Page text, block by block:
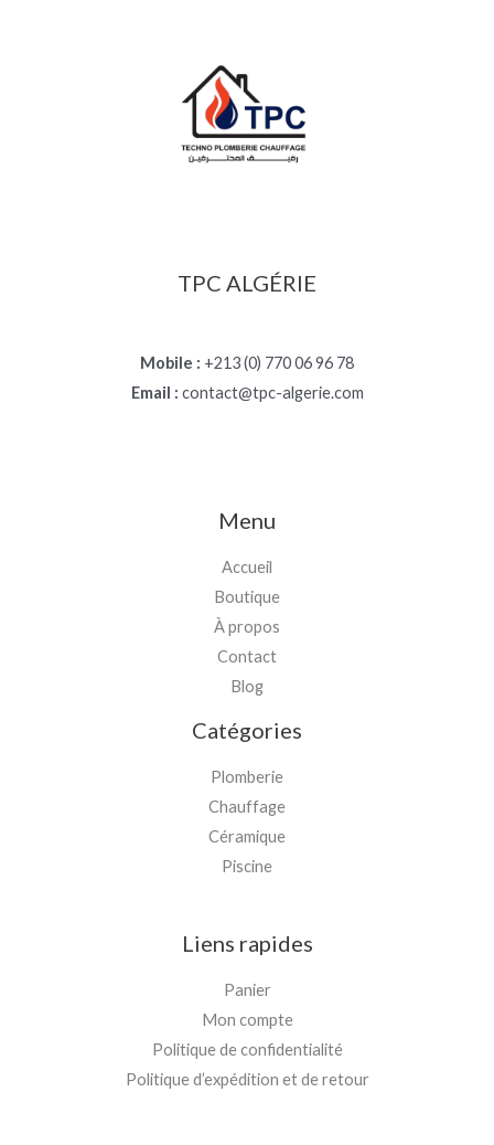
TPC ALGÉRIE
Mobile : +213 (0) 770 06 96 78
Email : contact@tpc-algerie.com
Menu
Accueil
Boutique
À propos
Contact
Blog
Catégories
Plomberie
Chauffage
Céramique
Piscine
Liens rapides
Panier
Mon compte
Politique de confidentialité
Politique d’expédition et de retour